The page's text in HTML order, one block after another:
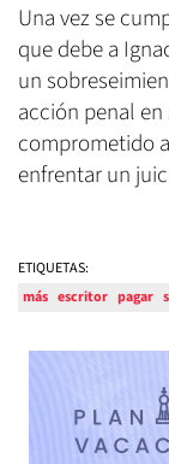
Una vez se
que debe a
un
acción penal
comprometido
enfrentar un
ETIQUETAS:
más escritor pagar